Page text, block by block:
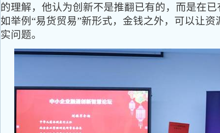
的理解，他认为创新不是推翻已有的，而是在
如举例“易货贸易”新形式，金钱之外，可以让
实问题。